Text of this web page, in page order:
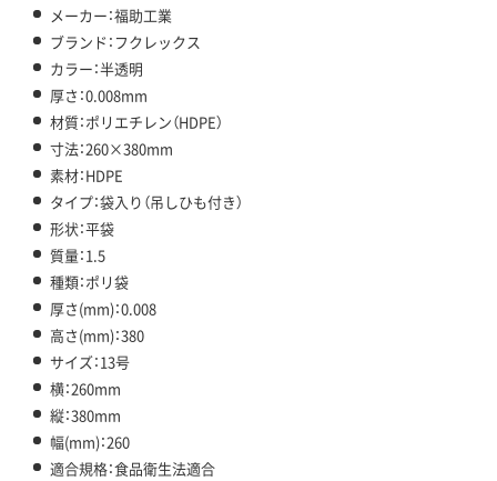
メーカー：福助工業
ブランド：フクレックス
カラー：半透明
厚さ：0.008mm
材質：ポリエチレン（HDPE）
寸法：260×380mm
素材：HDPE
タイプ：袋入り（吊しひも付き）
形状：平袋
質量：1.5
種類：ポリ袋
厚さ(mm)：0.008
高さ(mm)：380
サイズ：13号
横：260mm
縦：380mm
幅(mm)：260
適合規格：食品衛生法適合